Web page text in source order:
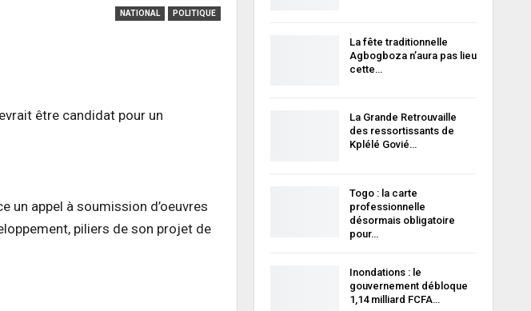
NATIONAL POLITIQUE
être candidat pour un
un appel à soumission d’oeuvres
piliers de son projet de
La fête traditionnelle
Agbogboza n’aura pas lieu
cette…
La Grande Retrouvaille
des ressortissants de
Kplélé Govié…
Togo : la carte
professionnelle
désormais obligatoire
pour…
Inondations : le
gouvernement débloque
1,14 milliard FCFA…